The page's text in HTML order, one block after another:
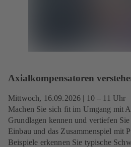
Axialkompensatoren
Mittwoch, 16.09.2026 | 10 – 11 Uhr
Machen Sie sich fit im Umgang mit
Grundlagen kennen und vertiefen
Einbau und das Zusammenspiel mit
Beispiele erkennen Sie typische